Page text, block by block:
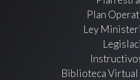
Plan
Ley
Biblioteca